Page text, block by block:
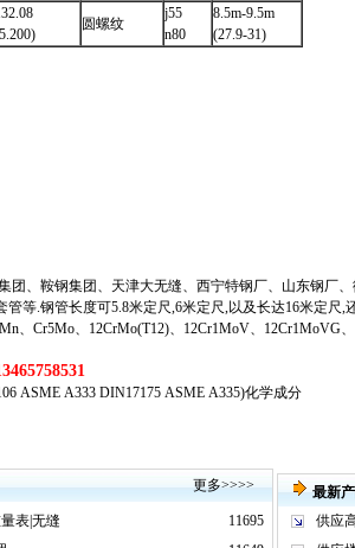
圆螺纹
j55
n80
8.5m-9.5m
(27.9-31)
、鞍钢集团、天津大无缝、西宁特钢厂、山东钢厂
管等.钢管长度可5.8米定尺,6米定尺,以及长达16米定尺,
、Cr5Mo、12CrMo(T12)、12Cr1MoV、12Cr1MoVG、
ASME A333 DIN17175 ASME A335)化学成分
更多>>>>
表|无缝
11695
最新
供应